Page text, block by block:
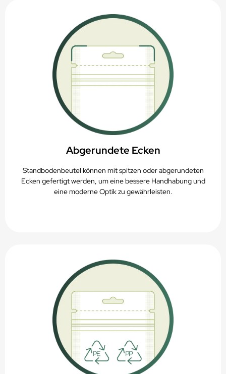
Abgerundete Ecken
Standbodenbeutel können mit spitzen oder abgerundeten
Ecken gefertigt werden, um eine bessere Handhabung und
eine moderne Optik zu gewährleisten.